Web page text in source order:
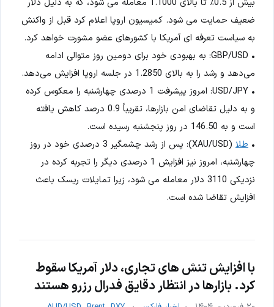
ضعیف حمایت می شود. کمیسیون اروپا اعلام کرد قبل از واکنش
به سیاست تعرفه ای آمریکا با کشورهای عضو مشورت خواهد کرد.
• GBP/USD: به بهبودی خود برای دومین روز متوالی ادامه
می‌دهد و رشد را به بالای 1.2850 در جلسه اروپا افزایش می‌دهد.
• USD/JPY: امروز پیشرفت 1 درصدی چهارشنبه را معکوس کرده
و به دلیل تقاضای امن بازارها، تقریباً 0.9 درصد کاهش یافته
است و به 146.50 در روز پنجشنبه رسیده است.
• طلا
(XAU/USD): پس از رشد چشمگیر 3 درصدی خود در روز
چهارشنبه، امروز نیز افزایش 1 درصدی دیگر را تجربه کرده در
نزدیکی 3110 دلار معامله می شود، زیرا تمایلات ریسک باعث
افزایش تقاضا شده است.
با افزایش تنش های تجاری، دلار آمریکا سقوط
کرد. بازارها در انتظار دقایق فدرال رزرو هستند